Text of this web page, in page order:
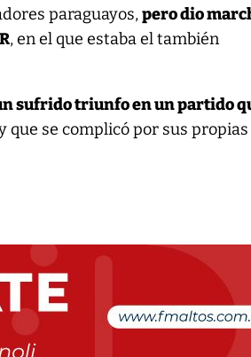
paraguayos,pero dio
, en el que estaba el también
sufrido triunfo en un partido
se complicó por sus propias